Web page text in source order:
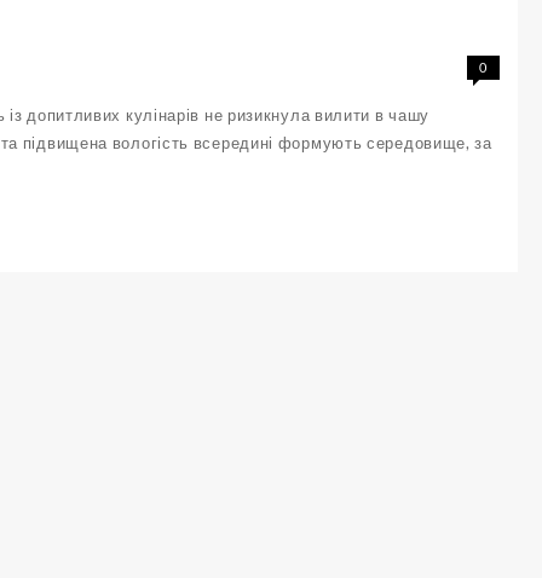
0
допитливих кулінарів не ризикнула вилити в чашу
та підвищена вологість всередині формують середовище, за